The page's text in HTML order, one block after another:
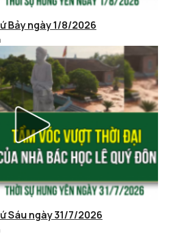
Bảy ngày 1/8/2026
Sáu ngày 31/7/2026